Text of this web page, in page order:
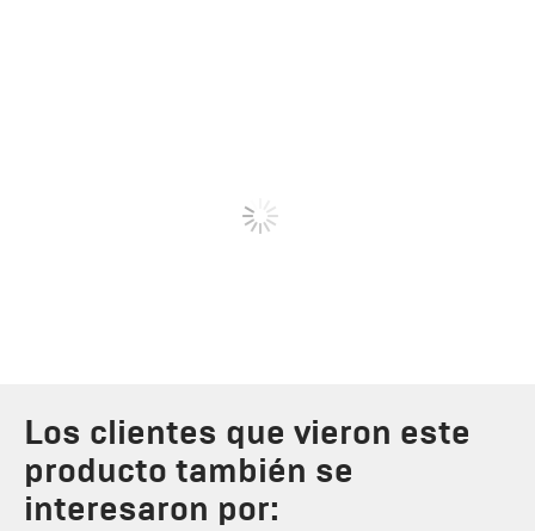
Los clientes que vieron este
producto también se
interesaron por: